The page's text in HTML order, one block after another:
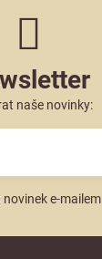
naše novinky:
e-mailem